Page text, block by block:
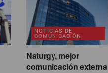
NOTICIAS DE
COMUNICACIÓN
Naturgy, mejor
comunicación externa